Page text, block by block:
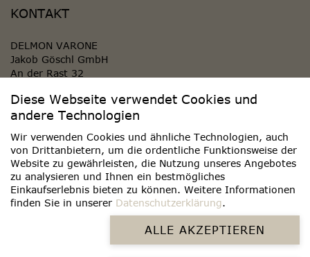
Diese Webseite verwendet Cookies und
andere Technologien
Wir verwenden Cookies und ähnliche Technologien, auch
von Drittanbietern, um die ordentliche Funktionsweise der
Website zu gewährleisten, die Nutzung unseres Angebotes
zu analysieren und Ihnen ein bestmögliches
Einkaufserlebnis bieten zu können. Weitere Informationen
finden Sie in unserer Datenschutzerklärung.
ALLE AKZEPTIEREN
KONTAKT
DELMON VARONE
Jakob Göschl GmbH
An der Rast 32
GERMANY
KONTAKT AUFNEHMEN
WIDERRUF ERKLÄREN